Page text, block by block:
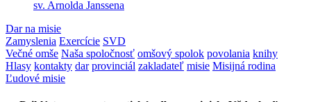
sv. Arnolda Janssena
Dar na misie
Zamyslenia Exercície SVD
Večné omše Naša spoločnosť omšový spolok povolania knihy
Hlasy kontakty dar provinciál zakladateľ misie Misijná rodina
Ľudové misie